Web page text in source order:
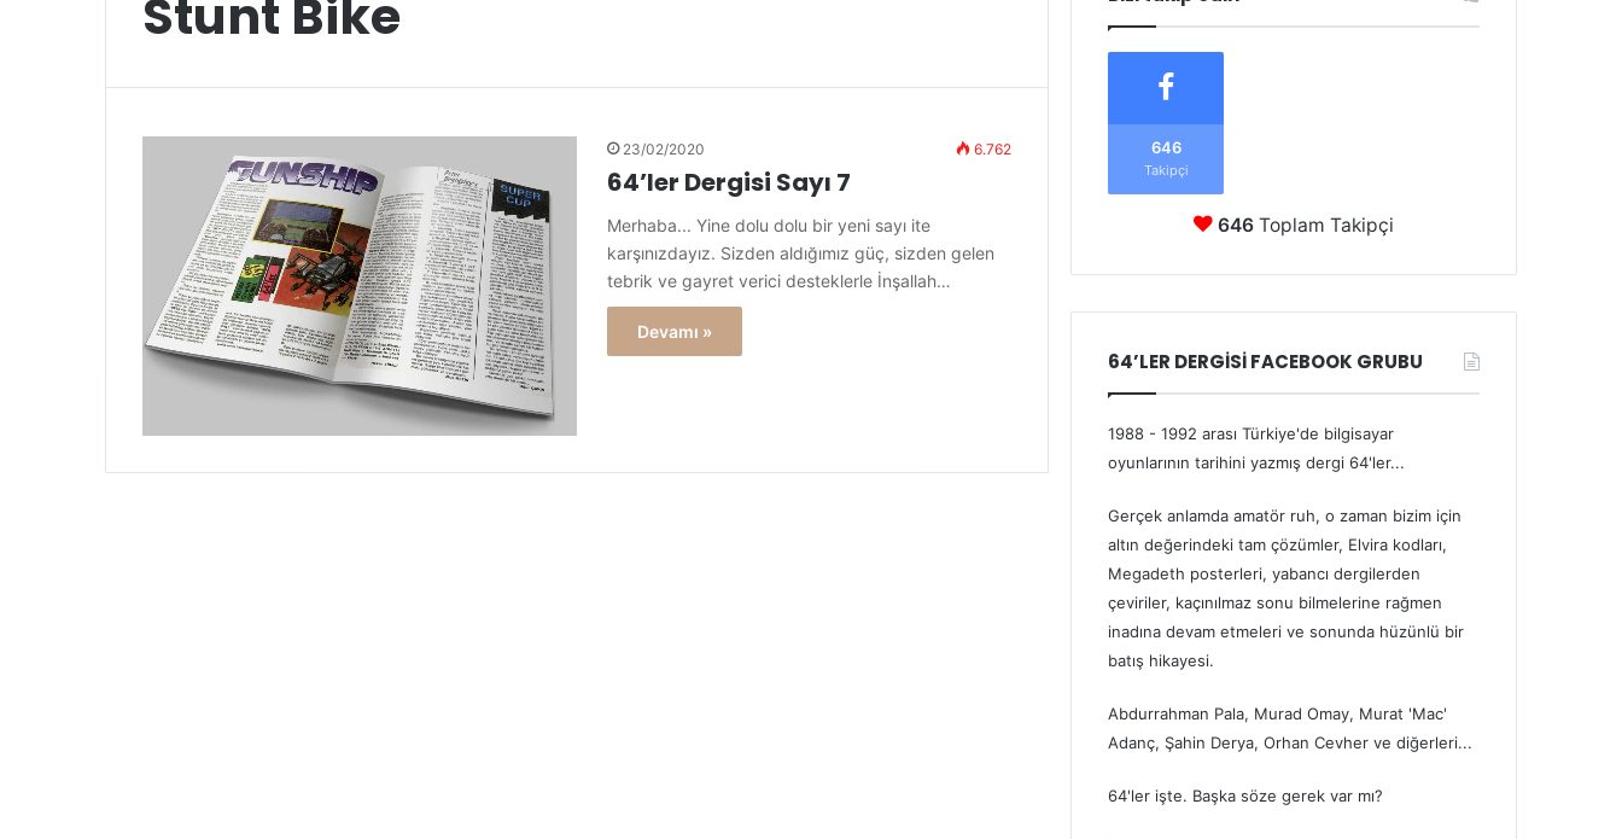
Stunt Bike
23/02/2020 6.762
64’ler Dergisi Sayı 7
Merhaba... Yine dolu dolu bir yeni sayı ite
karşınızdayız. Sizden aldığımız güç, sizden gelen
tebrik ve gayret verici desteklerle İnşallah…
Devamı »
646
Takipçi
646 Toplam Takipçi
64’LER DERGİSİ FACEBOOK GRUBU
1988 - 1992 arası Türkiye'de bilgisayar
oyunlarının tarihini yazmış dergi 64'ler...
Gerçek anlamda amatör ruh, o zaman bizim için
altın değerindeki tam çözümler, Elvira kodları,
Megadeth posterleri, yabancı dergilerden
çeviriler, kaçınılmaz sonu bilmelerine rağmen
inadına devam etmeleri ve sonunda hüzünlü bir
batış hikayesi.
Abdurrahman Pala, Murad Omay, Murat 'Mac'
Adanç, Şahin Derya, Orhan Cevher ve diğerleri...
64'ler işte. Başka söze gerek var mı?